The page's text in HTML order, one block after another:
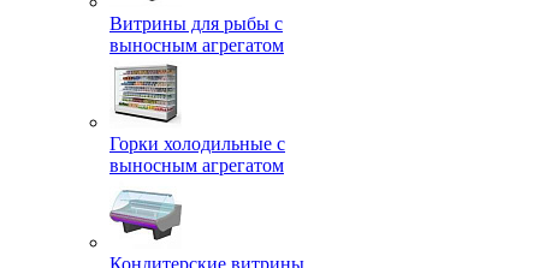
Витрины для рыбы с
выносным агрегатом
Горки холодильные с
выносным агрегатом
Кондитерские витрины